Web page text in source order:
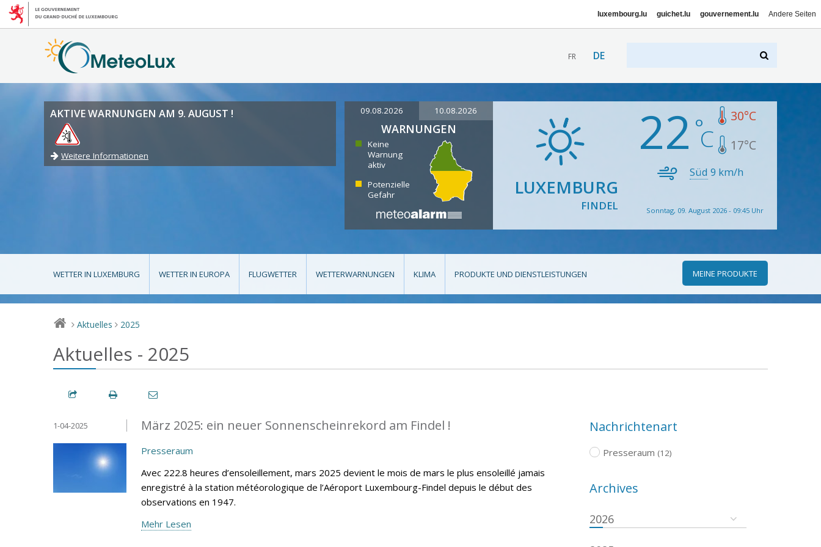
luxembourg.lu guichet.lu gouvernement.lu Andere Seiten
FR DE
AKTIVE WARNUNGEN AM 9. AUGUST !
Weitere Informationen
09.08.2026 10.08.2026
WARNUNGEN
Keine
Warnung
aktiv
Potenzielle
Gefahr
LUXEMBURG
FINDEL
22 30°C
17°C
Süd 9 km/h
Sonntag, 09. August 2026 - 09:45 Uhr
WETTER IN LUXEMBURG WETTER IN EUROPA FLUGWETTER WETTERWARNUNGEN KLIMA PRODUKTE UND DIENSTLEISTUNGEN MEINE PRODUKTE
> Aktuelles > 2025
Aktuelles - 2025
März 2025: ein neuer Sonnenscheinrekord am Findel !
1-04-2025
Presseraum
Avec 222.8 heures d’ensoleillement, mars 2025 devient le mois de mars le plus ensoleillé jamais
enregistré à la station météorologique de l’Aéroport Luxembourg-Findel depuis le début des
observations en 1947.
Mehr Lesen
Nachrichtenart
Presseraum (12)
Archives
2026